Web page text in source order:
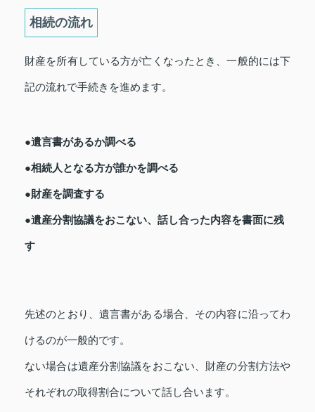
相続の流れ
財産を所有している方が亡くなったとき、一般的には下
記の流れで手続きを進めます。
●遺言書があるか調べる
●相続人となる方が誰かを調べる
●財産を調査する
●遺産分割協議をおこない、話し合った内容を書面に残
す
先述のとおり、遺言書がある場合、その内容に沿ってわ
けるのが一般的です。
ない場合は遺産分割協議をおこない、財産の分割方法や
それぞれの取得割合について話し合います。